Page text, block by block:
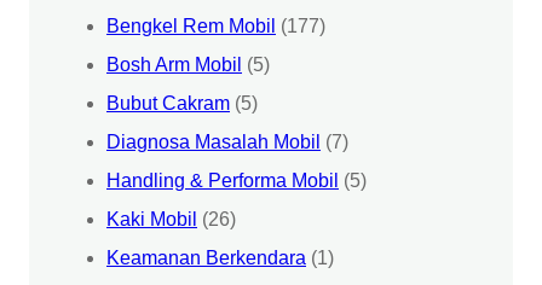
Bengkel Rem Mobil (177)
Bosh Arm Mobil (5)
Bubut Cakram (5)
Diagnosa Masalah Mobil (7)
Handling & Performa Mobil (5)
Kaki Mobil (26)
Keamanan Berkendara (1)